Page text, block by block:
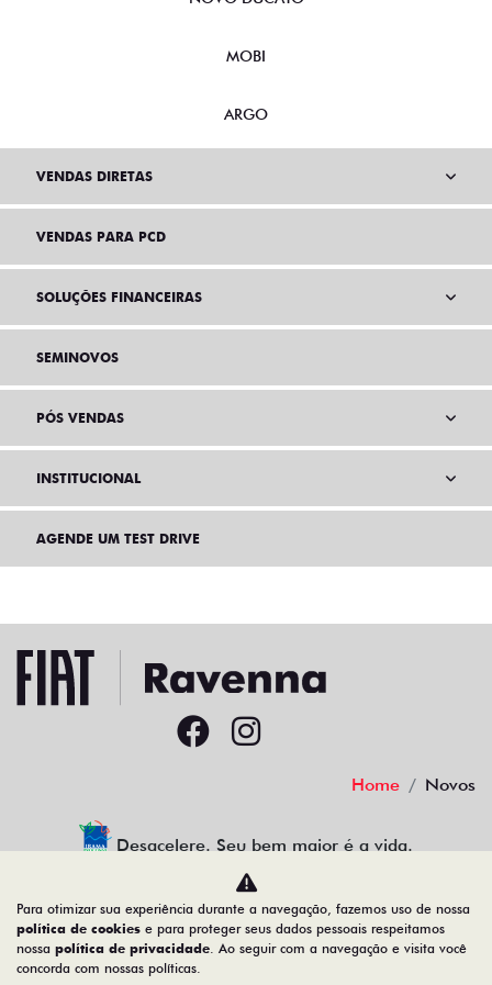
MOBI
ARGO
VENDAS DIRETAS
VENDAS PARA PCD
SOLUÇÕES FINANCEIRAS
SEMINOVOS
PÓS VENDAS
INSTITUCIONAL
AGENDE UM TEST DRIVE
Home Novos
Desacelere. Seu bem maior é a vida.
30.941.270/0002-49
Para otimizar sua experiência durante a navegação, fazemos uso de nossa
política de cookies e para proteger seus dados pessoais respeitamos
nossa política de privacidade. Ao seguir com a navegação e visita você
concorda com nossas políticas.